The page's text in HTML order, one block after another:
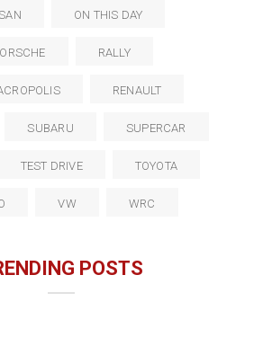
ON THIS DAY
RALLY
RENAULT
SUBARU SUPERCAR
TEST DRIVE TOYOTA
VW WRC
POSTS